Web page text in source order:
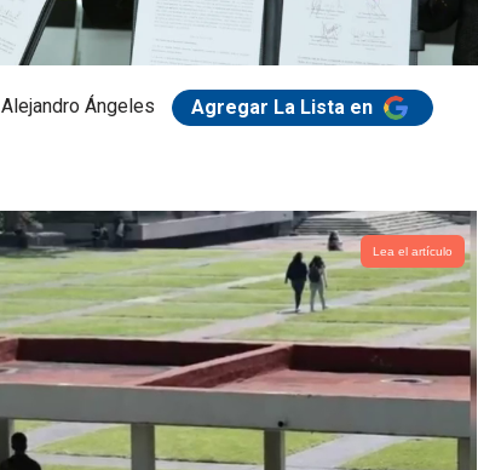
Alejandro Ángeles Agregar La Lista en
Lea el artículo